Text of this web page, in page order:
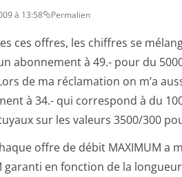
à 13:58 Permalien
ces offres, les chiffres se
un abonnement à 49.- pour du
de ma réclamation on m’a
à 34.- qui correspond à du
sur les valeurs 3500/300
offre de débit MAXIMUM
garanti en fonction de la